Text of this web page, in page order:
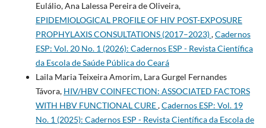
Eulálio, Ana Lalessa Pereira de Oliveira,
EPIDEMIOLOGICAL PROFILE OF HIV POST-EXPOSURE
PROPHYLAXIS CONSULTATIONS (2017–2023),Cadernos
ESP: Vol. 20 No. 1 (2026): Cadernos ESP - Revista Cientí­fica
da Escola de Saúde Pública do Ceará
Laila Maria Teixeira Amorim, Lara Gurgel Fernandes
Távora, HIV/HBV COINFECTION: ASSOCIATED FACTORS
WITH HBV FUNCTIONAL CURE,Cadernos ESP: Vol. 19
No. 1 (2025): Cadernos ESP - Revista Cientí­fica da Escola de